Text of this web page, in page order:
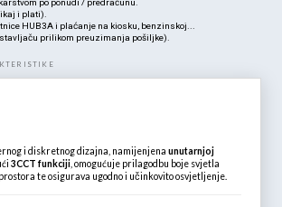
po ponudi / predračunu.
i plati).
HUB3A i plaćanje na kiosku, benzinskoj...
prilikom preuzimanja pošiljke).
i diskretnog dizajna, namijenjena unutarnjoj
3CCT funkciji, omogućuje prilagodbu boje svjetla
te osigurava ugodno i učinkovito osvjetljenje.